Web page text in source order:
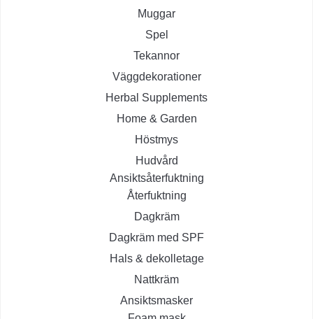
Muggar
Spel
Tekannor
Väggdekorationer
Herbal Supplements
Home & Garden
Höstmys
Hudvård
Ansiktsåterfuktning
Återfuktning
Dagkräm
Dagkräm med SPF
Hals & dekolletage
Nattkräm
Ansiktsmasker